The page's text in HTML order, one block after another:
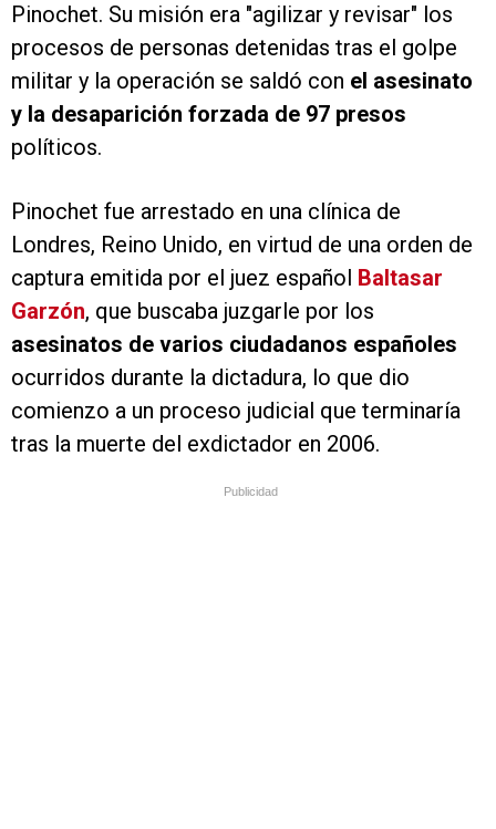
Pinochet. Su misión era "agilizar y revisar" los
procesos de personas detenidas tras el golpe
militar y la operación se saldó con el asesinato
y la desaparición forzada de 97 presos
políticos.
Pinochet fue arrestado en una clínica de
Londres, Reino Unido, en virtud de una orden de
captura emitida por el juez español Baltasar
Garzón, que buscaba juzgarle por los
asesinatos de varios ciudadanos españoles
ocurridos durante la dictadura, lo que dio
comienzo a un proceso judicial que terminaría
tras la muerte del exdictador en 2006.
Publicidad